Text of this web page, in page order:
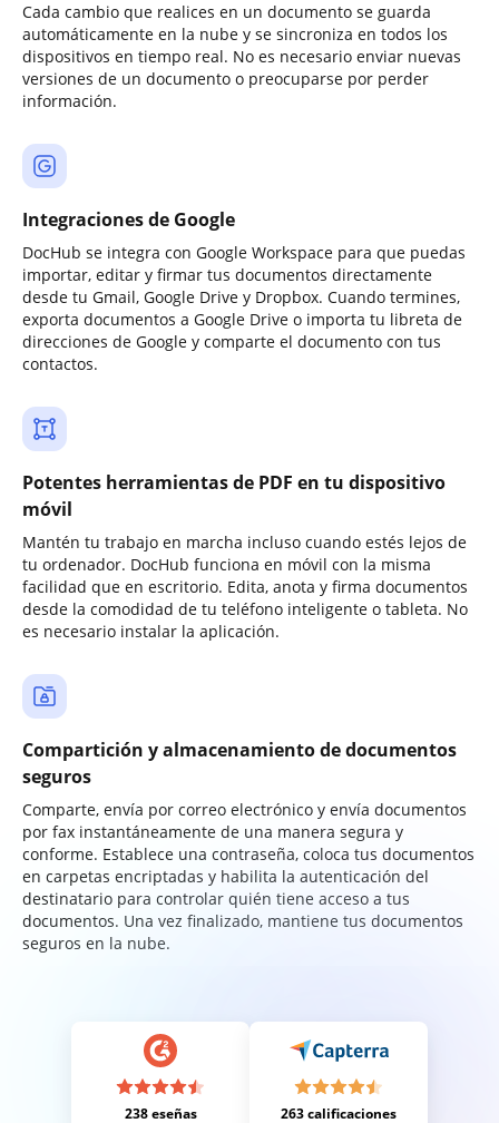
Cada cambio que realices en un documento se guarda
automáticamente en la nube y se sincroniza en todos los
dispositivos en tiempo real. No es necesario enviar nuevas
versiones de un documento o preocuparse por perder
información.
Integraciones de Google
DocHub se integra con Google Workspace para que puedas
importar, editar y firmar tus documentos directamente
desde tu Gmail, Google Drive y Dropbox. Cuando termines,
exporta documentos a Google Drive o importa tu libreta de
direcciones de Google y comparte el documento con tus
contactos.
Potentes herramientas de PDF en tu dispositivo
móvil
Mantén tu trabajo en marcha incluso cuando estés lejos de
tu ordenador. DocHub funciona en móvil con la misma
facilidad que en escritorio. Edita, anota y firma documentos
desde la comodidad de tu teléfono inteligente o tableta. No
es necesario instalar la aplicación.
Compartición y almacenamiento de documentos
seguros
Comparte, envía por correo electrónico y envía documentos
por fax instantáneamente de una manera segura y
conforme. Establece una contraseña, coloca tus documentos
en carpetas encriptadas y habilita la autenticación del
destinatario para controlar quién tiene acceso a tus
documentos. Una vez finalizado, mantiene tus documentos
seguros en la nube.
238 eseñas 263 calificaciones